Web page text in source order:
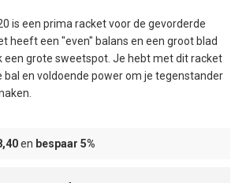
is een prima racket voor de gevorderde
heeft een "even" balans en een groot blad
een grote sweetspot. Je hebt met dit racket
bal en voldoende power om je tegenstander
en bespaar 5%